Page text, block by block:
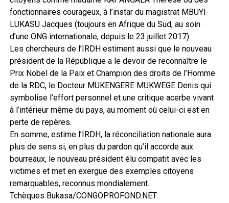
fonctionnaires courageux, à l’instar du magistrat MBUYI
LUKASU Jacques (toujours en Afrique du Sud, au soin
d’une ONG internationale, depuis le 23 juillet 2017).
Les chercheurs de l’IRDH estiment aussi que le nouveau
président de la République a le devoir de reconnaître le
Prix Nobel de la Paix et Champion des droits de l’Homme
de la RDC, le Docteur MUKENGERE MUKWEGE Denis qui
symbolise l’effort personnel et une critique acerbe vivant
à l’intérieur même du pays, au moment où celui-ci est en
perte de repères.
En somme, estime l’IRDH, la réconciliation nationale aura
plus de sens si, en plus du pardon qu’il accorde aux
bourreaux, le nouveau président élu compatit avec les
victimes et met en exergue des exemples citoyens
remarquables, reconnus mondialement.
Tchèques Bukasa/CONGOPROFOND.NET